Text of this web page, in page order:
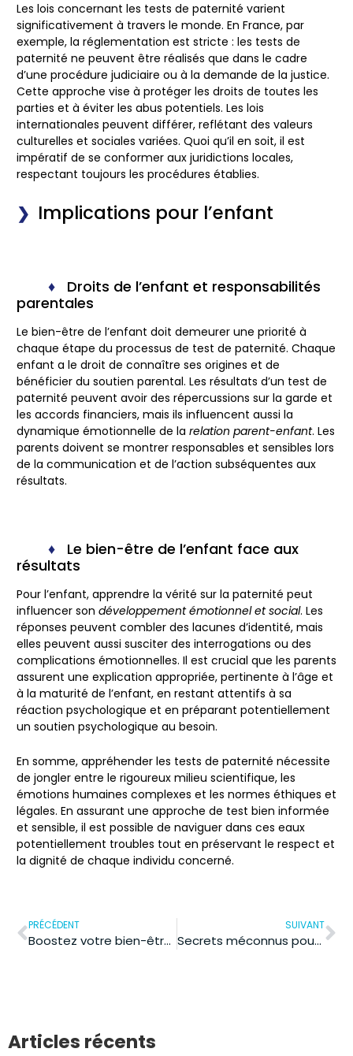
Les lois concernant les tests de paternité varient
significativement à travers le monde. En France, par
exemple, la réglementation est stricte : les tests de
paternité ne peuvent être réalisés que dans le cadre
d’une procédure judiciaire ou à la demande de la justice.
Cette approche vise à protéger les droits de toutes les
parties et à éviter les abus potentiels. Les lois
internationales peuvent différer, reflétant des valeurs
culturelles et sociales variées. Quoi qu’il en soit, il est
impératif de se conformer aux juridictions locales,
respectant toujours les procédures établies.
Implications pour l’enfant
Droits de l’enfant et responsabilités
parentales
Le bien-être de l’enfant doit demeurer une priorité à
chaque étape du processus de test de paternité. Chaque
enfant a le droit de connaître ses origines et de
bénéficier du soutien parental. Les résultats d’un test de
paternité peuvent avoir des répercussions sur la garde et
les accords financiers, mais ils influencent aussi la
dynamique émotionnelle de la relation parent-enfant. Les
parents doivent se montrer responsables et sensibles lors
de la communication et de l’action subséquentes aux
résultats.
Le bien-être de l’enfant face aux
résultats
Pour l’enfant, apprendre la vérité sur la paternité peut
influencer son développement émotionnel et social. Les
réponses peuvent combler des lacunes d’identité, mais
elles peuvent aussi susciter des interrogations ou des
complications émotionnelles. Il est crucial que les parents
assurent une explication appropriée, pertinente à l’âge et
à la maturité de l’enfant, en restant attentifs à sa
réaction psychologique et en préparant potentiellement
un soutien psychologique au besoin.
En somme, appréhender les tests de paternité nécessite
de jongler entre le rigoureux milieu scientifique, les
émotions humaines complexes et les normes éthiques et
légales. En assurant une approche de test bien informée
et sensible, il est possible de naviguer dans ces eaux
potentiellement troubles tout en préservant le respect et
la dignité de chaque individu concerné.
PRÉCÉDENT
Boostez votre bien-être : astuces surprenantes pour une meilleure santé mentale
SUIVANT
Secrets méconnus pour une peau plus jeune : découvrez les astuces anti-âge !
Articles récents